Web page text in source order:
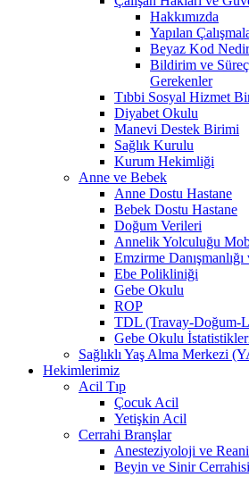
Hakkımızda
Yapılan
Beyaz Kod
Bildirim ve
Gerekenler
Tıbbi Sosyal Hizmet
Diyabet Okulu
Manevi Destek Birimi
Sağlık Kurulu
Kurum Hekimliği
Anne ve Bebek
Anne Dostu Hastane
Bebek Dostu Hastane
Doğum Verileri
Annelik Yolculuğu
Emzirme
Ebe Polikliniği
Gebe Okulu
ROP
TDL (Travay-Doğum-
Gebe Okulu
Sağlıklı Yaş Alma Merkezi
Hekimlerimiz
Acil Tıp
Çocuk Acil
Yetişkin Acil
Cerrahi Branşlar
Anesteziyoloji ve
Beyin ve Sinir Cerrahisi